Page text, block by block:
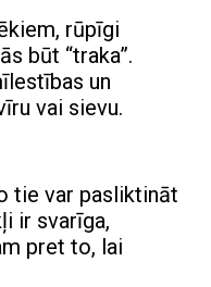
rūpīgi
būt “traka”.
un
vai sievu.
​​tie var pasliktināt
ir svarīga,
pret to, lai